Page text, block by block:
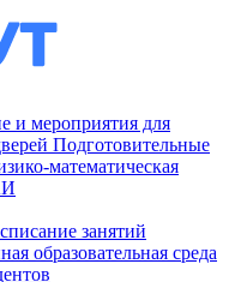
и мероприятия для
Подготовительные
математическая
занятий
образовательная среда